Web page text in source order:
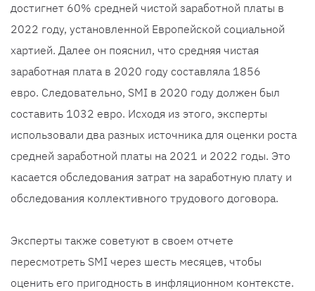
достигнет 60% средней чистой заработной платы в
2022 году, установленной Европейской социальной
хартией. Далее он пояснил, что средняя чистая
заработная плата в 2020 году составляла 1856
евро. Следовательно, SMI в 2020 году должен был
составить 1032 евро. Исходя из этого, эксперты
использовали два разных источника для оценки роста
средней заработной платы на 2021 и 2022 годы. Это
касается обследования затрат на заработную плату и
обследования коллективного трудового договора.
Эксперты также советуют в своем отчете
пересмотреть SMI через шесть месяцев, чтобы
оценить его пригодность в инфляционном контексте.